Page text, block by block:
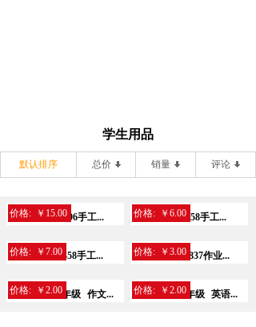
学生用品
默认排序 总价 销量 评论
晨光APYNB396手工...
价格: ￥15.00 晨光FPYNE458手工...
价格: ￥6.00
晨光FPYND458手工...
价格: ￥7.00 晨光APYAM837作业...
价格: ￥3.00
凤凰传媒7-9年级 作文...
价格: ￥2.00 凤凰传媒7-9年级 英语...
价格: ￥2.00